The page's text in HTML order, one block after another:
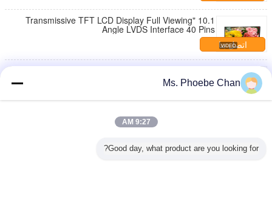
10.1 "Transmissive TFT LCD Display Full Viewing
Angle LVDS Interface 40 Pins
اتصل بنا
الجرف الإلكترونية للسوبر ماركت
اتصل بنا
اتصل بنا
Ms. Phoebe Chan
9:27 AM
Good day, what product are you looking for?